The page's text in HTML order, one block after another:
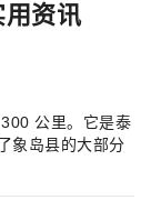
资讯
公里。它是泰
象岛县的大部分